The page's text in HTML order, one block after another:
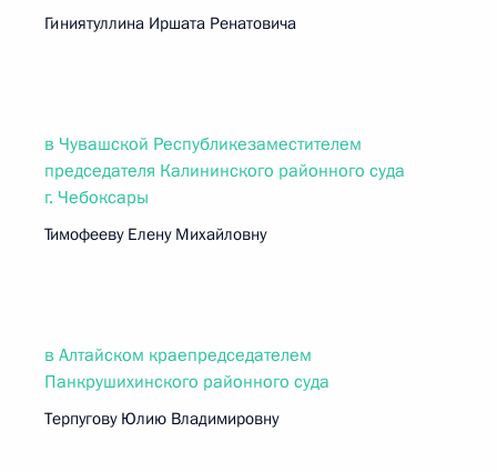
Гиниятуллина Иршата Ренатовича
в Чувашской Республикезаместителем
председателя Калининского районного суда
г. Чебоксары
Тимофееву Елену Михайловну
в Алтайском краепредседателем
Панкрушихинского районного суда
Терпугову Юлию Владимировну